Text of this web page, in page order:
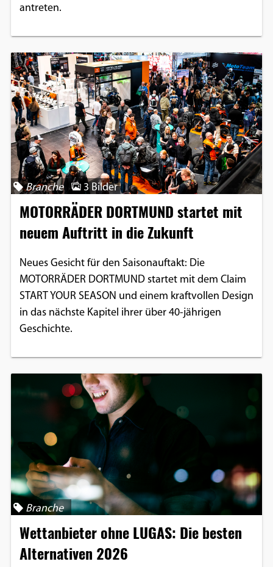
antreten.
Branche 3 Bilder
MOTORRÄDER DORTMUND startet mit
neuem Auftritt in die Zukunft
Neues Gesicht für den Saisonauftakt: Die
MOTORRÄDER DORTMUND startet mit dem Claim
START YOUR SEASON und einem kraftvollen Design
in das nächste Kapitel ihrer über 40-jährigen
Geschichte.
Branche
Wettanbieter ohne LUGAS: Die besten
Alternativen 2026